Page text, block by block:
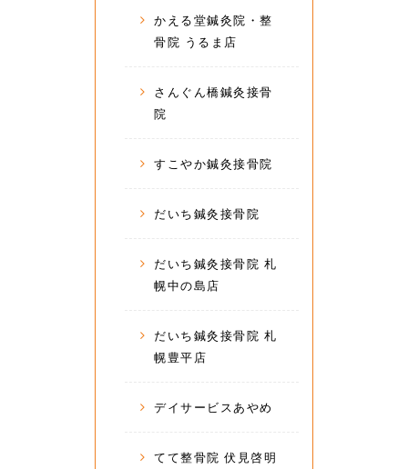
かえる堂鍼灸院・整
骨院 うるま店
さんぐん橋鍼灸接骨
院
すこやか鍼灸接骨院
だいち鍼灸接骨院
だいち鍼灸接骨院 札
幌中の島店
だいち鍼灸接骨院 札
幌豊平店
デイサービスあやめ
てて整骨院 伏見啓明